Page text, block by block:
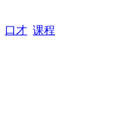
口才 课程